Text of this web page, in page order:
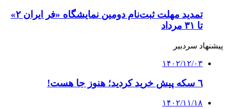
تمدید مهلت ثبت‌نام دومین نمایشگاه «فر ایران ۲»
تا ۳۱ مرداد
پیشنهاد سردبیر
۱۴۰۲/۱۲/۰۳
٦ سکه پیش خرید کردید؛ هنوز جا هست!
۱۴۰۲/۱۱/۱۸